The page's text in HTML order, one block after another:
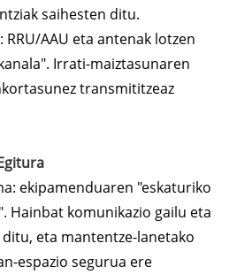
saihesten ditu.
RRU/AAU eta antenak lotzen
Irrati-maiztasunaren
transmititzeaz
ekipamenduaren "eskaturiko
Hainbat komunikazio gailu eta
eta mantentze-lanetako
espazio segurua ere